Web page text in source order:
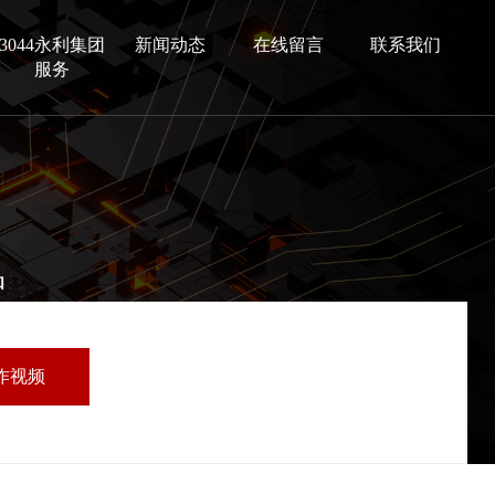
3044永利集团
服务
新闻动态 在线留言 联系我们
视频